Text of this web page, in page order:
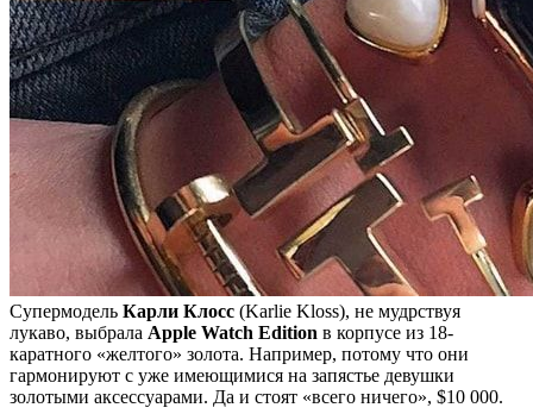
Супермодель Карли Клосс (Karlie Kloss), не мудрствуя
лукаво, выбрала Apple Watch Edition в корпусе из 18-
каратного «желтого» золота. Например, потому что они
гармонируют с уже имеющимися на запястье девушки
золотыми аксессуарами. Да и стоят «всего ничего», $10 000.